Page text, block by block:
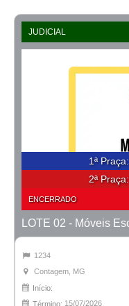
JUDICIAL
1ª Praça:
2ª Praça:
ENCERRADO
1234
Contagem, MG
Início:
Término: 15/07/2026